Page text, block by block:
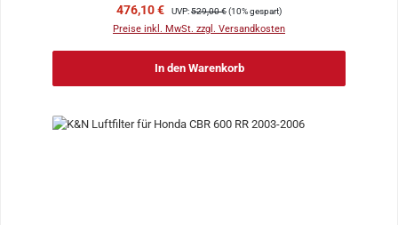
Verkaufspreis:
476,10 € Regulärer Preis:
UVP:529,00 €(10% gespart)
Preise inkl. MwSt. zzgl. Versandkosten
In den Warenkorb